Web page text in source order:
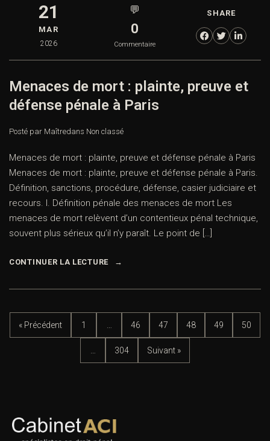
21
MAR
2026
💬
0
Commentaire
SHARE
Menaces de mort : plainte, preuve et
défense pénale à Paris
Posté par Maîtredans Non classé
Menaces de mort : plainte, preuve et défense pénale à Paris
Menaces de mort : plainte, preuve et défense pénale à Paris.
Définition, sanctions, procédure, défense, casier judiciaire et
recours. I. Définition pénale des menaces de mort Les
menaces de mort relèvent d’un contentieux pénal technique,
souvent plus sérieux qu’il n’y paraît. Le point de […]
CONTINUER LA LECTURE
« Précédent 1 46 47 48 49 50
304 Suivant »